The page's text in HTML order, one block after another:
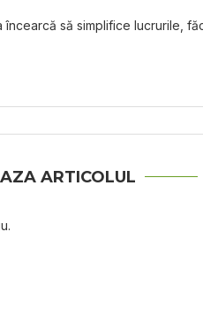
încearcă să simplifice lucrurile,
ARTICOLUL